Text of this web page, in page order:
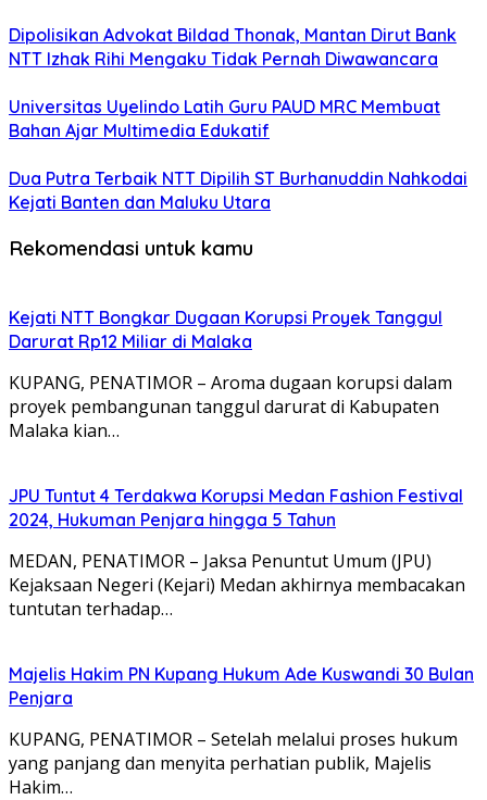
Dipolisikan Advokat Bildad Thonak, Mantan Dirut Bank
NTT Izhak Rihi Mengaku Tidak Pernah Diwawancara
Universitas Uyelindo Latih Guru PAUD MRC Membuat
Bahan Ajar Multimedia Edukatif
Dua Putra Terbaik NTT Dipilih ST Burhanuddin Nahkodai
Kejati Banten dan Maluku Utara
Rekomendasi untuk kamu
Kejati NTT Bongkar Dugaan Korupsi Proyek Tanggul
Darurat Rp12 Miliar di Malaka
KUPANG, PENATIMOR – Aroma dugaan korupsi dalam
proyek pembangunan tanggul darurat di Kabupaten
Malaka kian…
JPU Tuntut 4 Terdakwa Korupsi Medan Fashion Festival
2024, Hukuman Penjara hingga 5 Tahun
MEDAN, PENATIMOR – Jaksa Penuntut Umum (JPU)
Kejaksaan Negeri (Kejari) Medan akhirnya membacakan
tuntutan terhadap…
Majelis Hakim PN Kupang Hukum Ade Kuswandi 30 Bulan
Penjara
KUPANG, PENATIMOR – Setelah melalui proses hukum
yang panjang dan menyita perhatian publik, Majelis
Hakim…